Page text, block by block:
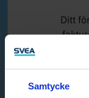
Samtycke
Ditt